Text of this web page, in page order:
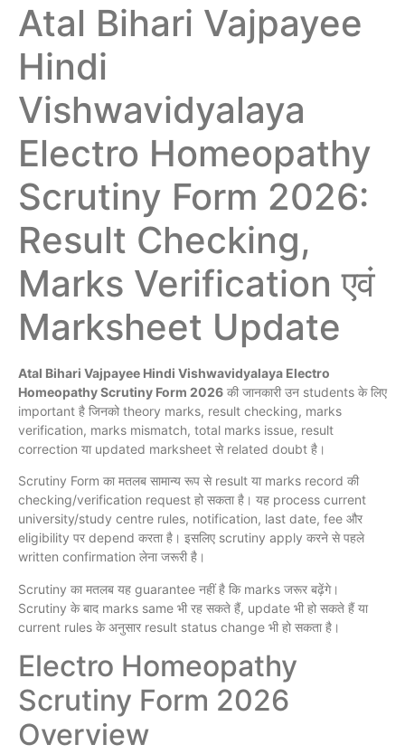
Atal Bihari Vajpayee
Hindi
Vishwavidyalaya
Electro Homeopathy
Scrutiny Form 2026:
Result Checking,
Marks Verification एवं
Marksheet Update
Atal Bihari Vajpayee Hindi Vishwavidyalaya Electro
Homeopathy Scrutiny Form 2026 की जानकारी उन students के लिए
important है जिनको theory marks, result checking, marks
verification, marks mismatch, total marks issue, result
correction या updated marksheet से related doubt है।
Scrutiny Form का मतलब सामान्य रूप से result या marks record की
checking/verification request हो सकता है। यह process current
university/study centre rules, notification, last date, fee और
eligibility पर depend करता है। इसलिए scrutiny apply करने से पहले
written confirmation लेना जरूरी है।
Scrutiny का मतलब यह guarantee नहीं है कि marks जरूर बढ़ेंगे।
Scrutiny के बाद marks same भी रह सकते हैं, update भी हो सकते हैं या
current rules के अनुसार result status change भी हो सकता है।
Electro Homeopathy
Scrutiny Form 2026
Overview